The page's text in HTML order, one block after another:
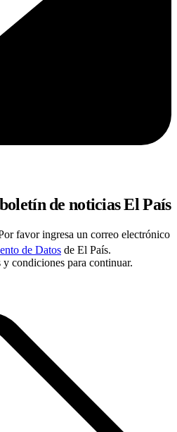
de noticias El País
favor ingresa un correo electrónico
de Datos de El País.
condiciones para continuar.